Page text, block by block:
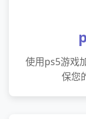
使用ps5游戏
保您